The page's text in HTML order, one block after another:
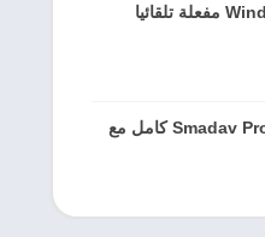
تحميل Windows 8.1 Pro مفعلة تلقائيا
برنامج Smadav Pro 2024 v15.2 كامل مع